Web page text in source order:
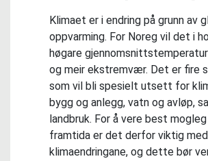
Klimaet er i endring på grunn av
oppvarming. For Noreg vil det i
høgare
og meir ekstremvær. Det er fire
som vil bli spesielt utsett for
bygg og anlegg, vatn og avløp,
landbruk. For å vere best
framtida er det derfor viktig
klimaendringane, og dette bør